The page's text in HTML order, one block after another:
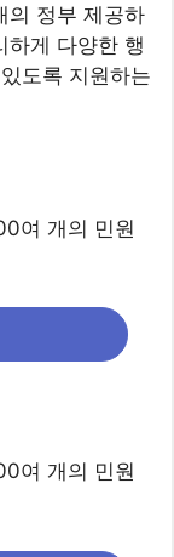
의 정부 제공하
하게 다양한 행
도록 지원하는
여 개의 민원
여 개의 민원